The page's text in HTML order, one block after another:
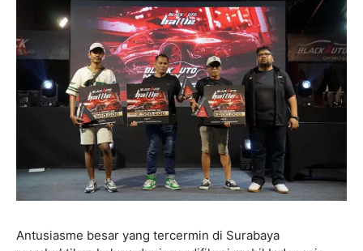
Antusiasme besar yang tercermin di Surabaya